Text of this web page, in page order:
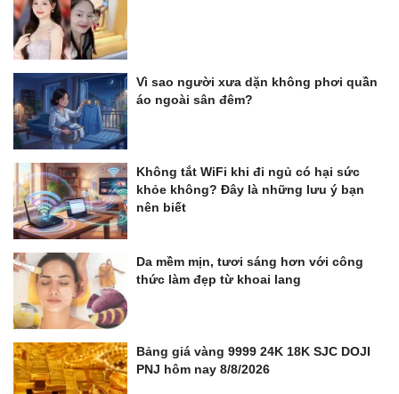
Vì sao người xưa dặn không phơi quần
áo ngoài sân đêm?
Không tắt WiFi khi đi ngủ có hại sức
khỏe không? Đây là những lưu ý bạn
nên biết
Da mềm mịn, tươi sáng hơn với công
thức làm đẹp từ khoai lang
Bảng giá vàng 9999 24K 18K SJC DOJI
PNJ hôm nay 8/8/2026